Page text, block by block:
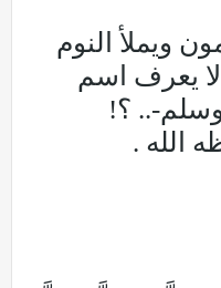
ويملأ النوم
يعرف اسم
وسلم-.. ؟!
الله .